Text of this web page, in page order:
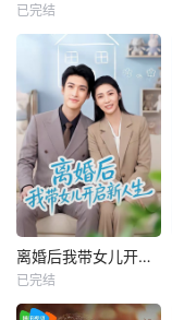
已完结
离婚后我带女儿开启新人生
已完结